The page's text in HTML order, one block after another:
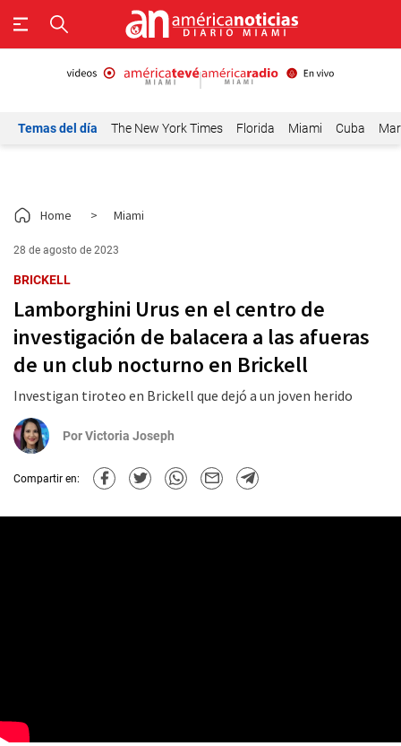
Temas del día The New York Times Florida Miami Cuba
Home > Miami
28 de agosto de 2023
BRICKELL
Lamborghini Urus en el centro de
investigación de balacera a las afueras
de un club nocturno en Brickell
Investigan tiroteo en Brickell que dejó a un joven herido
PorVictoria Joseph
Compartir en: